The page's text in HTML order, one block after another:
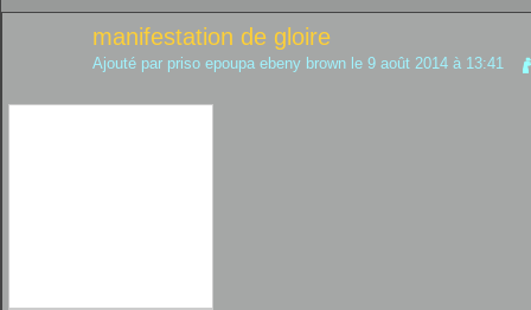
manifestation de gloire
Ajouté par priso epoupa ebeny brown le 9 août 2014 à 13:41